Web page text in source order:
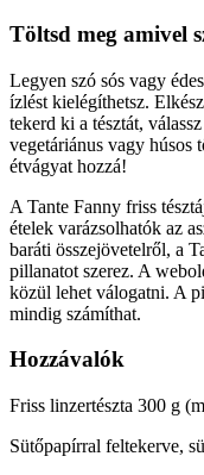
Töltsd meg amivel
Legyen szó sós vagy
ízlést kielégíthetsz.
tekerd ki a tésztát,
vegetáriánus vagy húsos
étvágyat hozzá!
A Tante Fanny friss
ételek varázsolhatók az
baráti összejövetelről, a
pillanatot szerez. A
közül lehet válogatni. A
mindig számíthat.
Hozzávalók
Friss linzertészta 300 g
Sütőpapírral feltekerve,